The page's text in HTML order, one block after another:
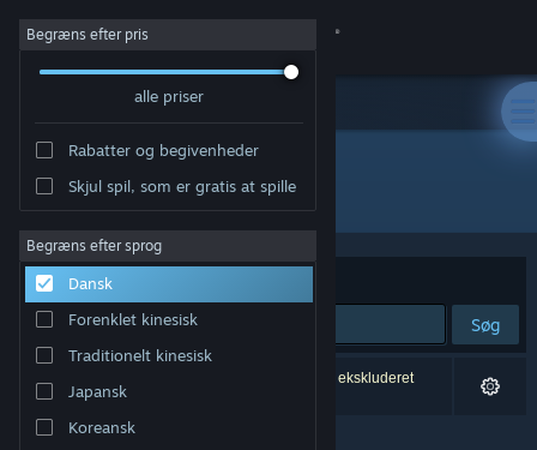
Log på
Om
Support
Skift sprog
Hent Steam-mobilappen
Begræns efter pris
alle priser
Rabatter og begivenheder
Skjul spil, som er gratis at spille
Begræns efter sprog
Dansk
Forenklet kinesisk
Traditionelt kinesisk
Japansk
Koreansk
Udvikler: Joshua Linscott
Sorter efter Relevans
Søg
0 resultater matcher din søgning. 1 titel er blevet ekskluderet
baseret på dine præferencer.